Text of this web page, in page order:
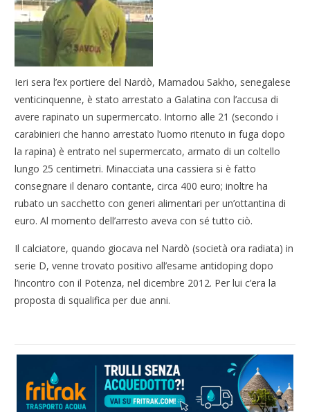
Ieri sera l’ex portiere del Nardò, Mamadou Sakho, senegalese
venticinquenne, è stato arrestato a Galatina con l’accusa di
avere rapinato un supermercato. Intorno alle 21 (secondo i
carabinieri che hanno arrestato l’uomo ritenuto in fuga dopo
la rapina) è entrato nel supermercato, armato di un coltello
lungo 25 centimetri. Minacciata una cassiera si è fatto
consegnare il denaro contante, circa 400 euro; inoltre ha
rubato un sacchetto con generi alimentari per un’ottantina di
euro. Al momento dell’arresto aveva con sé tutto ciò.
Il calciatore, quando giocava nel Nardò (società ora radiata) in
serie D, venne trovato positivo all’esame antidoping dopo
l’incontro con il Potenza, nel dicembre 2012. Per lui c’era la
proposta di squalifica per due anni.